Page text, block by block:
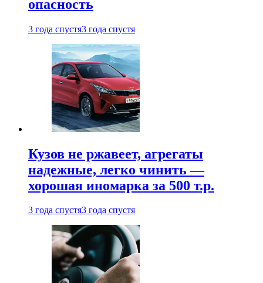
опасность
3 года спустя3 года спустя
Кузов не ржавеет, агрегаты
надежные, легко чинить —
хорошая иномарка за 500 т.р.
3 года спустя3 года спустя